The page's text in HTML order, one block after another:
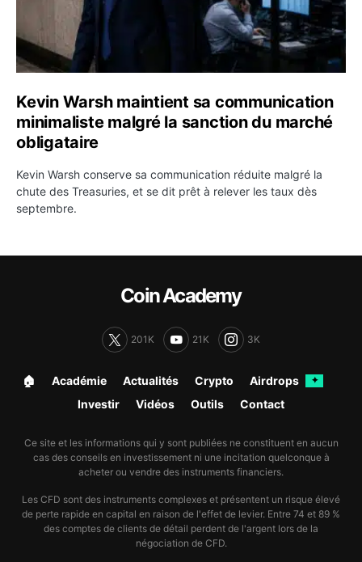
Kevin Warsh maintient sa communication
minimaliste malgré la sanction du marché
obligataire
Kevin Warsh conserve sa communication réduite malgré la
chute des Treasuries, et se dit prêt à relever les taux dès
septembre.
Coin Academy
201K 21K 3K
🏠︎ Académie Actualités Crypto Airdrops ✦
Investir Vidéos Outils Contact
Ce site et les informations qui y sont publiées ne constituent en aucun
cas des conseils en investissement ni une incitation quelconque à
acheter ou vendre des instruments financiers.
Les CFD sont des instruments complexes et présentent un risque élevé
de perte rapide en capital en raison de l'effet de levier. Entre 74 et 89 %
des comptes de clients de détail perdent de l'argent lors de la
négociation de CFD.